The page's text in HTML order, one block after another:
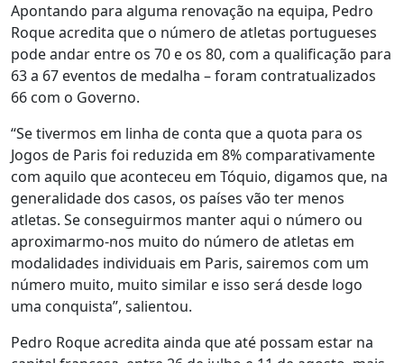
Apontando para alguma renovação na equipa, Pedro
Roque acredita que o número de atletas portugueses
pode andar entre os 70 e os 80, com a qualificação para
63 a 67 eventos de medalha – foram contratualizados
66 com o Governo.
“Se tivermos em linha de conta que a quota para os
Jogos de Paris foi reduzida em 8% comparativamente
com aquilo que aconteceu em Tóquio, digamos que, na
generalidade dos casos, os países vão ter menos
atletas. Se conseguirmos manter aqui o número ou
aproximarmo-nos muito do número de atletas em
modalidades individuais em Paris, sairemos com um
número muito, muito similar e isso será desde logo
uma conquista”, salientou.
Pedro Roque acredita ainda que até possam estar na